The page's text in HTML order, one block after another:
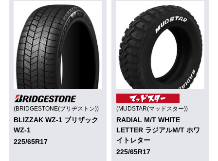
(BRIDGESTONE(ブリヂストン))
BLIZZAK WZ-1 ブリザック
WZ-1
225/65R17
(MUDSTAR(マッドスター))
RADIAL M/T WHITE
LETTER ラジアルM/T ホワ
イトレター
225/65R17